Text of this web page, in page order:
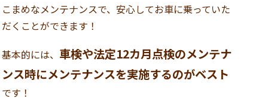
こまめなメンテナンスで、安心してお車に乗っていた
だくことができます！
基本的には、 車検や法定12カ月点検のメンテナ
ンス時にメンテナンスを実施するのがベスト
です！